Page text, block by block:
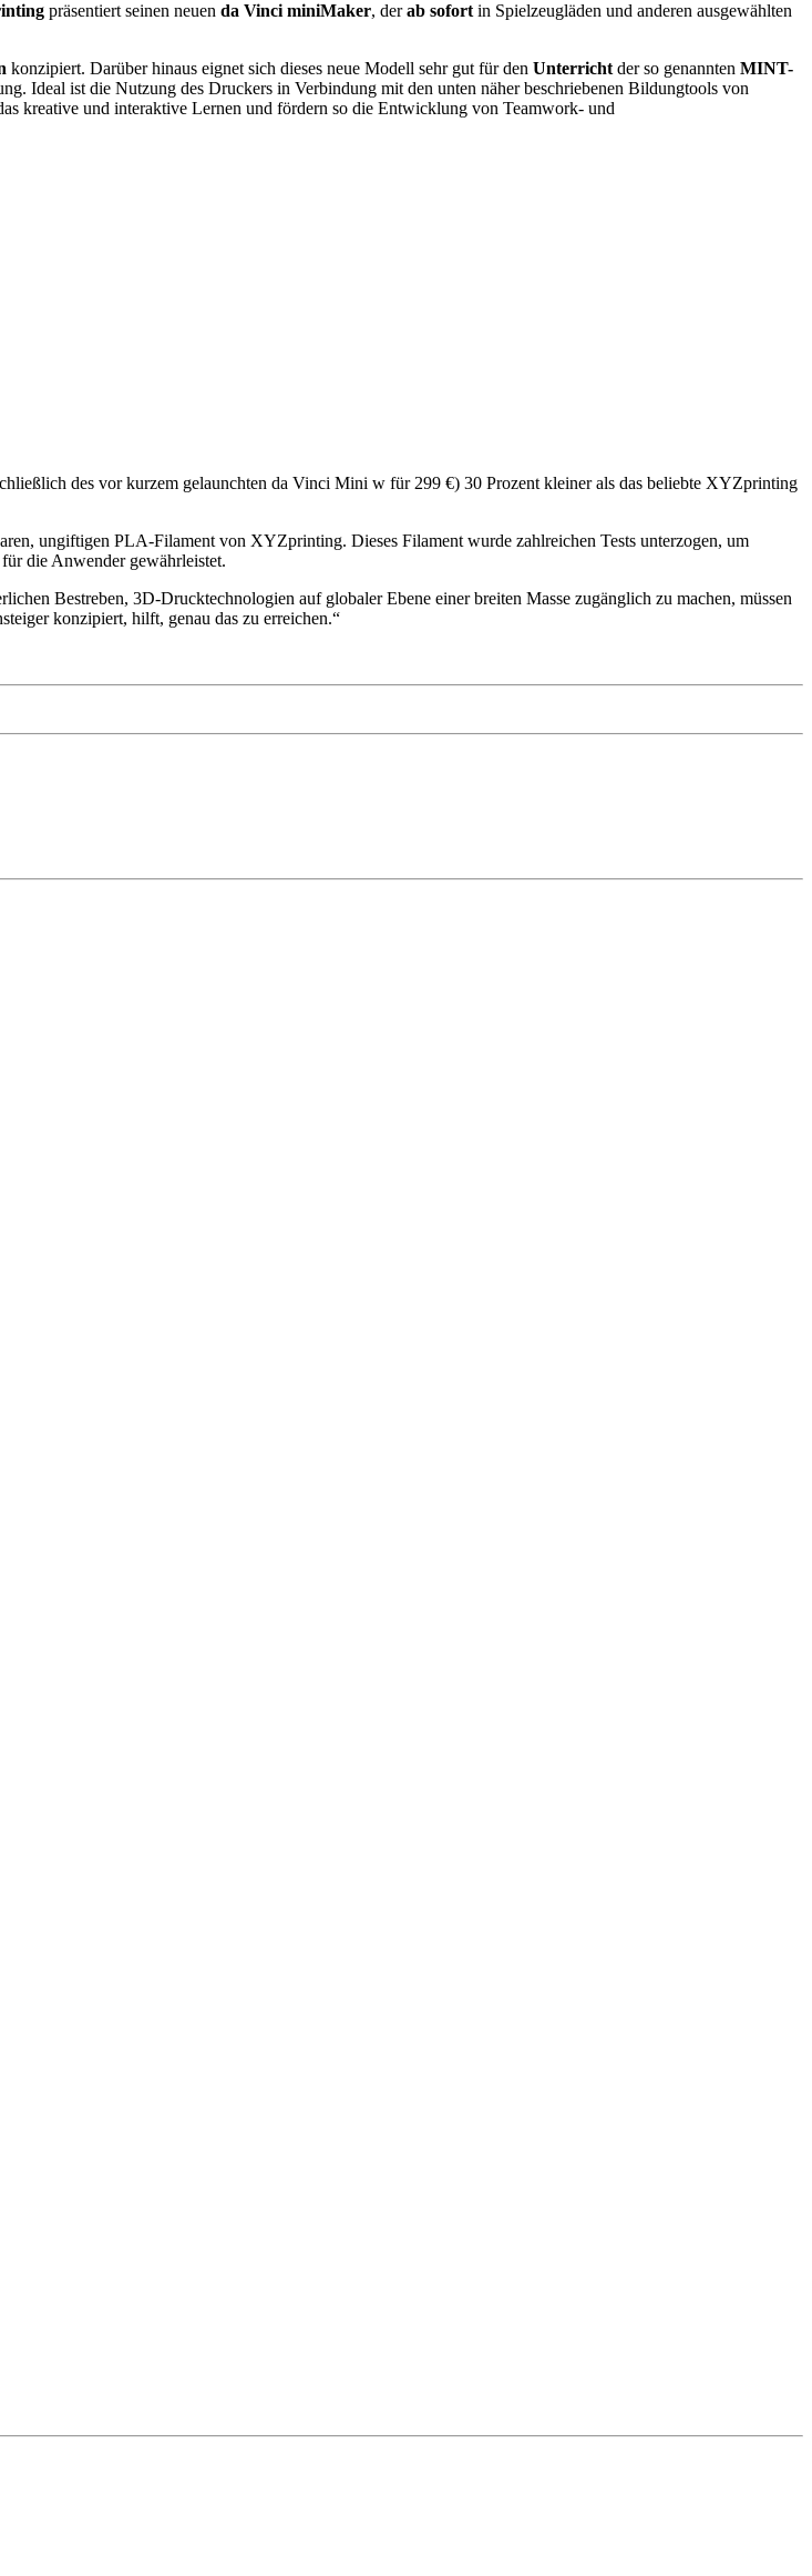
präsentiert seinen neuen da Vinci miniMaker, derab sofortin Spielzeugläden und anderen ausgewählten
konzipiert. Darüber hinaus eignet sich dieses neue Modell sehr gut für den Unterrichtder so genannten MINT-
Ideal ist die Nutzung des Druckers in Verbindung mit den unten näher beschriebenen Bildungtools von
kreative und interaktive Lernen und fördern so die Entwicklung von Teamwork- und
des vor kurzem gelaunchten da Vinci Mini w für 299 €) 30 Prozent kleiner als das beliebte XYZprinting
ungiftigen PLA-Filament von XYZprinting. Dieses Filament wurde zahlreichen Tests unterzogen, um
die Anwender gewährleistet.
Bestreben, 3D-Drucktechnologien auf globaler Ebene einer breiten Masse zugänglich zu machen, müssen
konzipiert, hilft, genau das zu erreichen.“